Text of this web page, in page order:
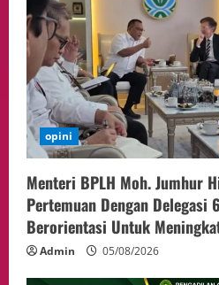
opini
Menteri BPLH Moh. Jumhur
Pertemuan Dengan Delegasi
Berorientasi Untuk
Admin 05/08/2026